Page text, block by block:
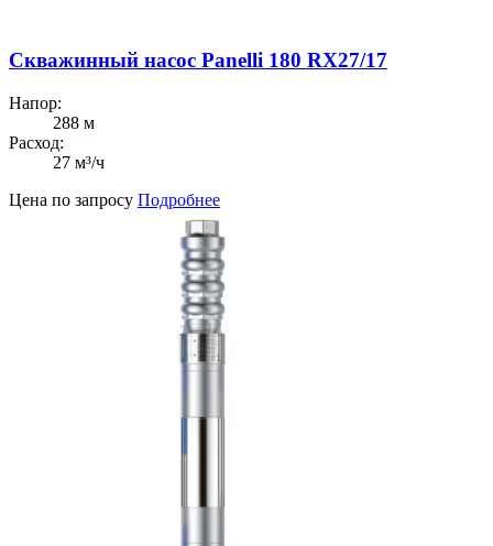
Скважинный насос Panelli 180 RX27/17
Напор:
288 м
Расход:
27 м³/ч
Цена по запросу Подробнее